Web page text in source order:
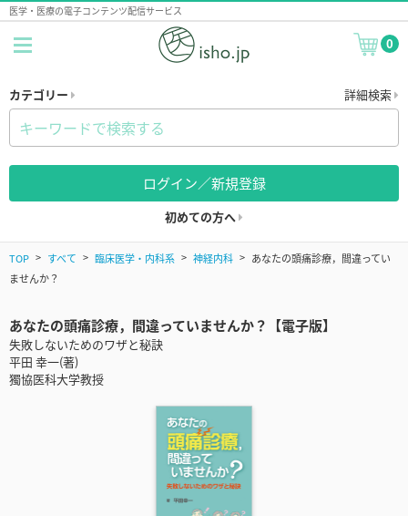
医学・医療の電子コンテンツ配信サービス
0
カテゴリー 詳細検索
ログイン／新規登録
初めての方へ
TOP すべて 臨床医学・内科系 神経内科
あなたの頭痛診療，間違ってい
ませんか？
あなたの頭痛診療，間違っていませんか？【電子版】
失敗しないためのワザと秘訣
平田 幸一(著)
獨協医科大学教授